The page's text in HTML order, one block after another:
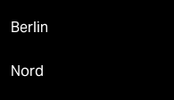
Berlin
Nord